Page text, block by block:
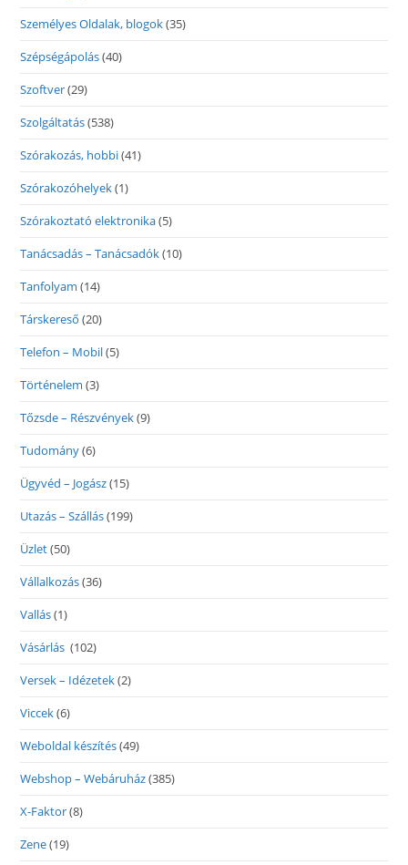
Személyes Oldalak, blogok(35)
Szépségápolás(40)
Szoftver(29)
Szolgáltatás(538)
Szórakozás, hobbi(41)
Szórakozóhelyek(1)
Szórakoztató elektronika(5)
Tanácsadás – Tanácsadók(10)
Tanfolyam (14)
Társkereső (20)
Telefon – Mobil(5)
Történelem (3)
Tőzsde – Részvények(9)
Tudomány(6)
Ügyvéd – Jogász(15)
Utazás – Szállás(199)
Üzlet(50)
Vállalkozás(36)
Vallás(1)
Vásárlás (102)
Versek – Idézetek(2)
Viccek(6)
Weboldal készítés(49)
Webshop – Webáruház(385)
X-Faktor(8)
Zene(19)